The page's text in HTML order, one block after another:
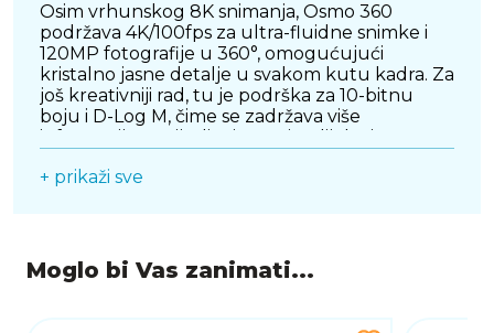
Osim vrhunskog 8K snimanja, Osmo 360
podržava 4K/100fps za ultra-fluidne snimke i
120MP fotografije u 360°, omogućujući
kristalno jasne detalje u svakom kutu kadra. Za
još kreativniji rad, tu je podrška za 10-bitnu
boju i D-Log M, čime se zadržava više
uređivanje.
Osmo 360 se trenutačno pretvara iz 360°
kamere u ultraširoku akcijsku kameru. U
+ prikaži sve
Moglo bi Vas zanimati...